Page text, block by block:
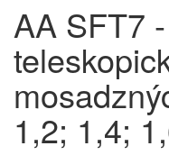
AA SFT7
1,2; 1,4;